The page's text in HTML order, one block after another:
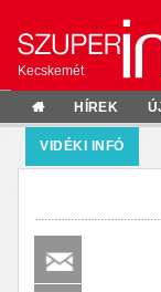
Kecskemét
HÍREK
VIDÉKI INFÓ